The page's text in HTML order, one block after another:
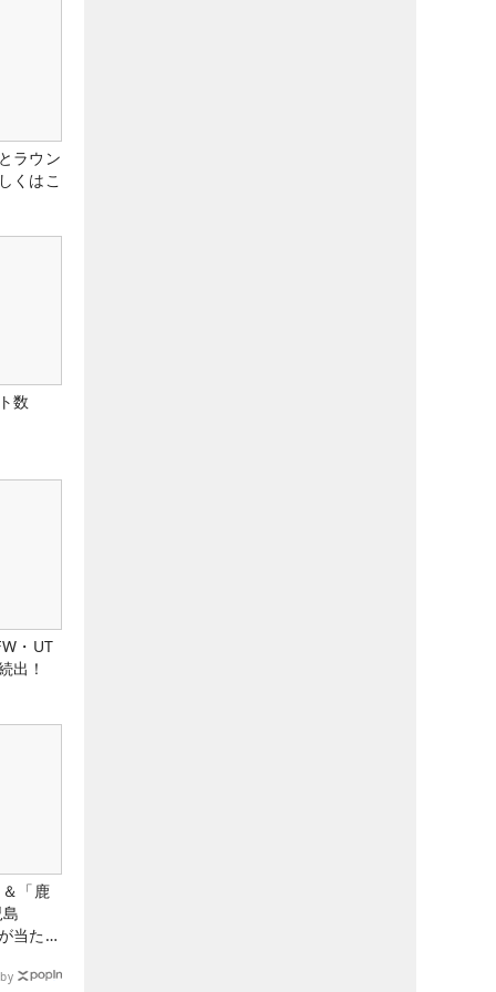
ラウン
くはこ
数
・UT
出！
「鹿
当た